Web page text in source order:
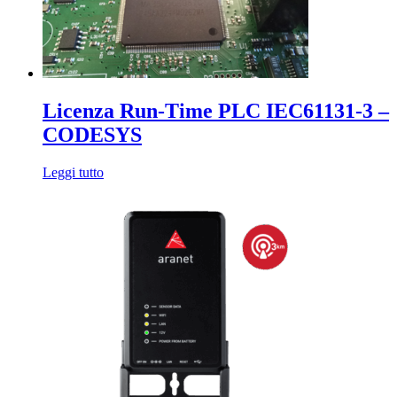
possono
essere
scelte
nella
del
prodotto
Licenza Run-Time PLC IEC61131-3 –
CODESYS
Leggi tutto